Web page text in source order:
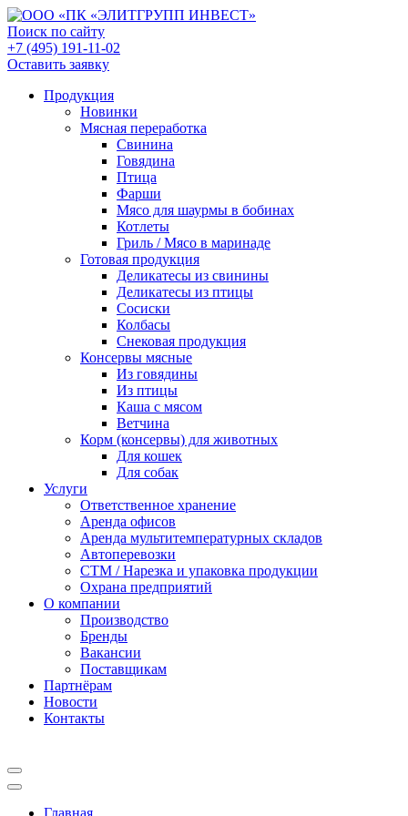
Поиск по сайту
+7 (495) 191-11-02
Оставить заявку
Продукция
Новинки
Мясная переработка
Свинина
Говядина
Птица
Фарши
Мясо для шаурмы в бобинах
Котлеты
Гриль / Мясо в маринаде
Готовая продукция
Деликатесы из свинины
Деликатесы из птицы
Сосиски
Колбасы
Снековая продукция
Консервы мясные
Из говядины
Из птицы
Каша с мясом
Ветчина
Корм (консервы) для животных
Для кошек
Для собак
Услуги
Ответственное хранение
Аренда офисов
Аренда мультитемпературных складов
Автоперевозки
СТМ / Нарезка и упаковка продукции
Охрана предприятий
О компании
Производство
Бренды
Вакансии
Поставщикам
Партнёрам
Новости
Контакты
Главная